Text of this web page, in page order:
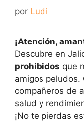
por Ludi
¡Atención,
Descubre en
prohibidos que
amigos peludos.
compañeros de
salud y
¡No te pierdas